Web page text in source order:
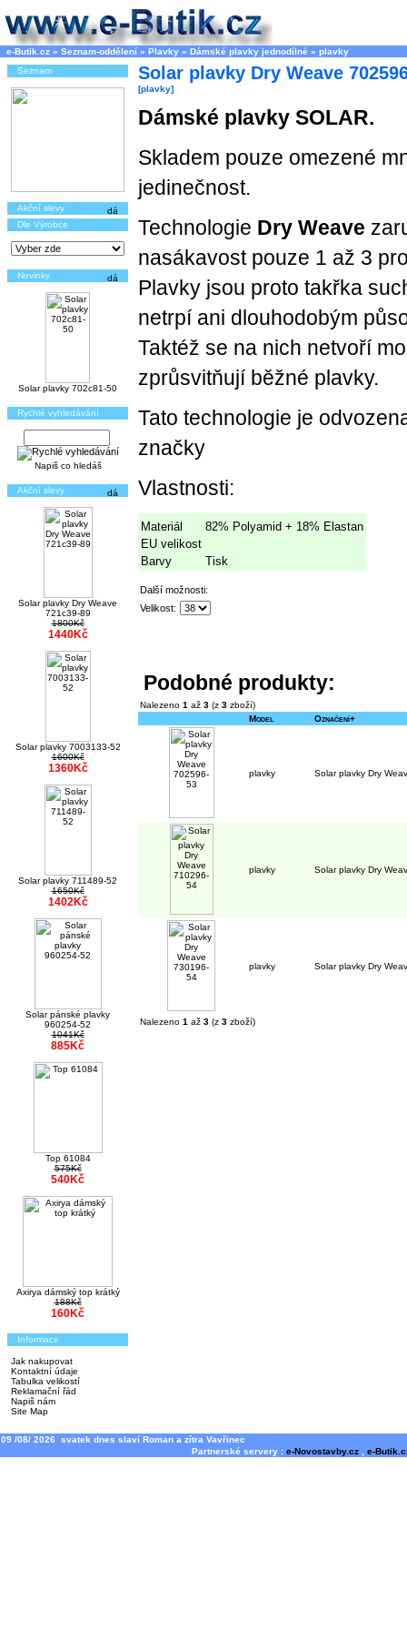
e-Butik.cz » Seznam-oddělení » Plavky » Dámské plavky jednodílné » plavky
Seznam
Akční slevy
Dle Výrobce
Novinky
Solar plavky 702c81-50
Rychlé vyhledávání
Napiš co hledáš
Akční slevy
Solar plavky Dry Weave
721c39-89
1800Kč
1440Kč
Solar plavky 7003133-52
1600Kč
1360Kč
Solar plavky 711489-52
1650Kč
1402Kč
Solar pánské plavky
960254-52
1041Kč
885Kč
Top 61084
575Kč
540Kč
Axirya dámský top krátký
188Kč
160Kč
Informace
Jak nakupovat
Kontaktní údaje
Tabulka velikostí
Reklamační řád
Napiš nám
Site Map
Solar plavky Dry Weave
[plavky]
Dámské plavky SOLAR.
Skladem pouze omezené
jedinečnost.
Technologie Dry Weave
nasákavost pouze 1 až 3
Plavky jsou proto takřka
netrpí ani dlouhodobým
Taktéž se na nich netvoří
zprůsvitňují běžné plavky.
Tato technologie je
značky
Vlastnosti:
Materiál
82% Polyamid + 18% Elastan
EU velikost
Barvy
Tisk
Další možnosti:
Velikost:
Podobné produkty:
Nalezeno 1 až 3 (z 3 zboží)
Model
Označení+
plavky Solar plavky Dry
plavky Solar plavky Dry
plavky Solar plavky Dry
Nalezeno 1 až 3 (z 3 zboží)
09 /08/ 2026 svatek dnes slaví Roman a zítra Vavřinec
Partnerské servery : e-Novostavby.cz e-